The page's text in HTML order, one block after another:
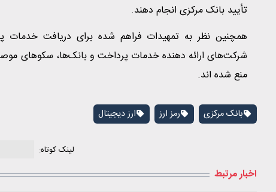
تأیید بانک مرکزی انجام دهند.
همچنین نظر به تمهیدات فراهم شده برای دریافت خدمات
شرکت‌های ارائه دهنده خدمات پرداخت و بانک‌ها، سکوهای
منع شده‌ اند.
بانک مرکزی رمز ارز ارز دیجیتال
لینک کوتاه:
اخبار مرتبط